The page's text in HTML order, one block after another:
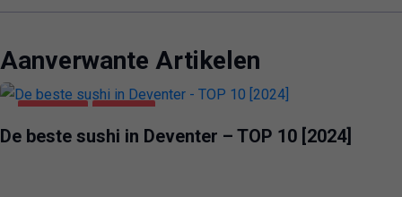
Aanverwante Artikelen
De beste sushi in Deventer – TOP 10 [2024]